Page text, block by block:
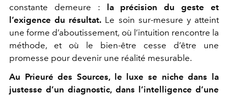
constante demeure : la précision du geste et
l’exigence du résultat. Le soin sur-mesure y atteint
une forme d’aboutissement, où l’intuition rencontre la
méthode, et où le bien-être cesse d’être une
promesse pour devenir une réalité mesurable.
Au Prieuré des Sources, le luxe se niche dans la
justesse d’un diagnostic, dans l’intelligence d’une